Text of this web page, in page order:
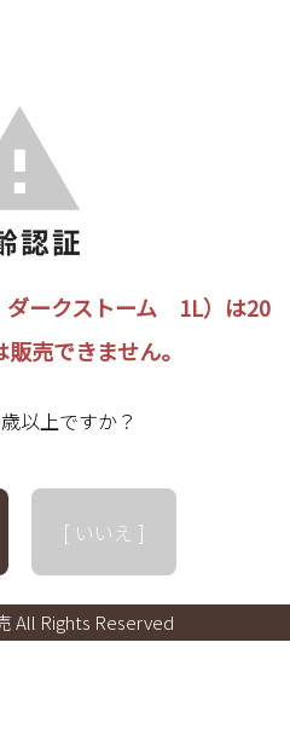
ークストーム 1L）は20
売できません。
以上ですか？
[ いいえ ]
All Rights Reserved